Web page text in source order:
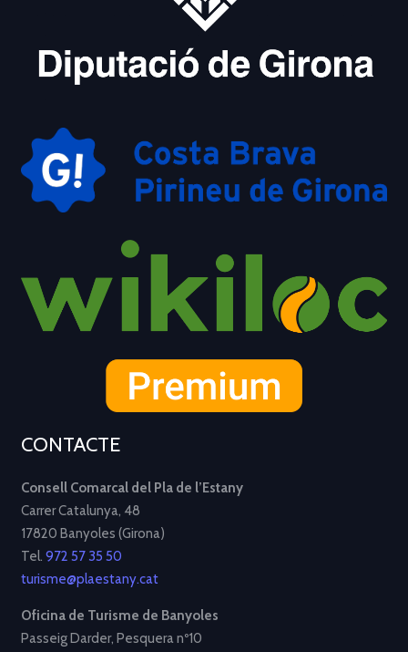
CONTACTE
Consell Comarcal del Pla de l’Estany
Carrer Catalunya, 48
17820 Banyoles (Girona)
Tel. 972 57 35 50
turisme@plaestany.cat
Oficina de Turisme de Banyoles
Passeig Darder, Pesquera nº10